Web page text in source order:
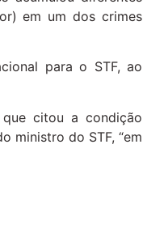
em um dos crimes
para o STF, ao
citou a condição
ministro do STF, “em